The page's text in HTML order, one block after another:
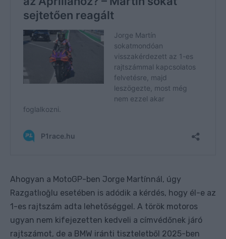
Ahogyan a MotoGP-ben Jorge Martínnál, úgy
Razgatlıoğlu esetében is adódik a kérdés, hogy él-e az
1-es rajtszám adta lehetőséggel. A török motoros
ugyan nem kifejezetten kedveli a címvédőnek járó
rajtszámot, de a BMW iránti tiszteletből 2025-ben